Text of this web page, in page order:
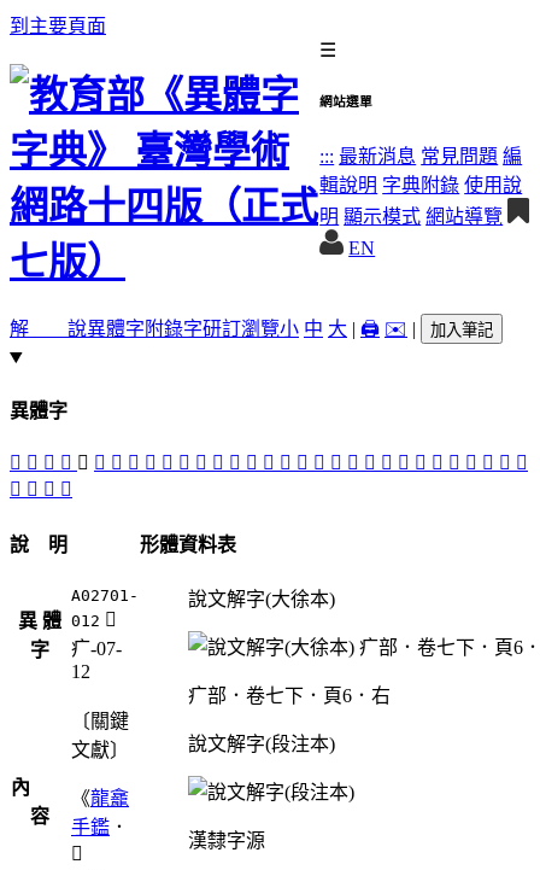
到主要頁面
☰
網站選單
::: 最新消息 常見問題 編
輯說明 字典附錄 使用說
明 顯示模式 網站導覽
EN
解 說異體字 附錄字研訂瀏覽小 中 大 | 🖨️ ✉️ | 加入筆記
異體字
󳴹 󳵇 𤵨 𤶌 󳴷 𤶟 󳴶 󳴻 𤸃 󳵊 𤸂 󳵄 󳵈 󳴸 󳵀 󳵋 𤺁 󳴽 𤹶 󳵁 󳴿 󳵃 󳴾 󳴺 󳵆 󳵉 󳵌 󳴼 𤻯 󳵂 󳵅
󳵍 𤻺 膄 𦢝
說 明
異 體
字
A02701-
012 󳴷
疒-07-
12
內
容
〔關鍵
文獻〕
《龍龕
手鑑 ．

形體資料表
說文解字(大徐本)
疒部．卷七下．頁6．右
說文解字(段注本)
漢隸字源